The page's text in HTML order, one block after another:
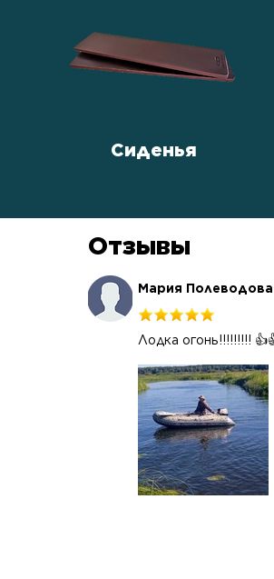
Сиденья
Отзывы
Мария Полеводова
Лодка огонь!!!!!!!!!